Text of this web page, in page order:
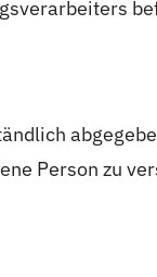
Person zu